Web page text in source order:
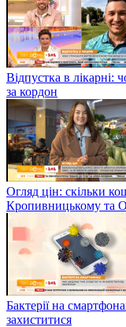
Відпустка в лікарні:
за кордон
Огляд цін: скільки
Кропивницькому та
Бактерії на
захиститися